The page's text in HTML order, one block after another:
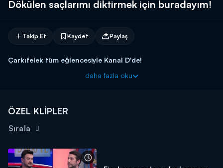
Dökülen saçlarımı diktirmek için buradayım!
Takip Et Kaydet Paylaş
Çarkıfelek tüm eğlencesiyle Kanal D'de!
daha fazla oku
ÖZEL KLİPLER
Sırala